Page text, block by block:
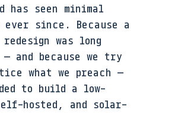
has seen minimal
ever since. Because a
was long
— and because we try
what we preach —
to build a low-
hosted, and solar-